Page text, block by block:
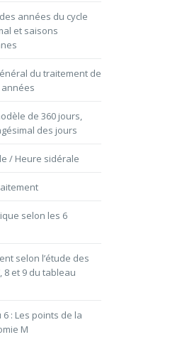
années du cycle
et saisons
du traitement de
de 360 jours,
des jours
/ Heure sidérale
selon les 6
selon l’étude des
8 et 9 du tableau
6 : Les points de la
M